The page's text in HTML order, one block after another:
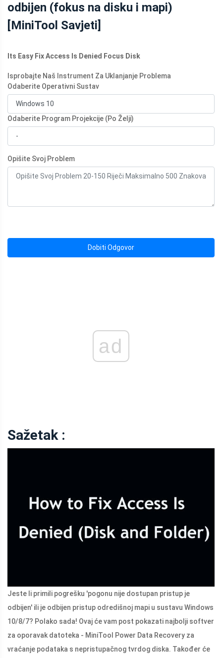
odbijen (fokus na disku i mapi)
[MiniTool Savjeti]
Its Easy Fix Access Is Denied Focus Disk
Isprobajte Naš Instrument Za Uklanjanje Problema
Odaberite Operativni Sustav
Odaberite Program Projekcije (Po Želji)
Opišite Svoj Problem
Dobiti Odgovor
ad
Sažetak :
Jeste li primili pogrešku 'pogonu nije dostupan pristup je
odbijen' ili je odbijen pristup odredišnoj mapi u sustavu Windows
10/8/7? Polako sada! Ovaj će vam post pokazati najbolji softver
za oporavak datoteka - MiniTool Power Data Recovery za
vraćanje podataka s nepristupačnog tvrdog diska. Također će